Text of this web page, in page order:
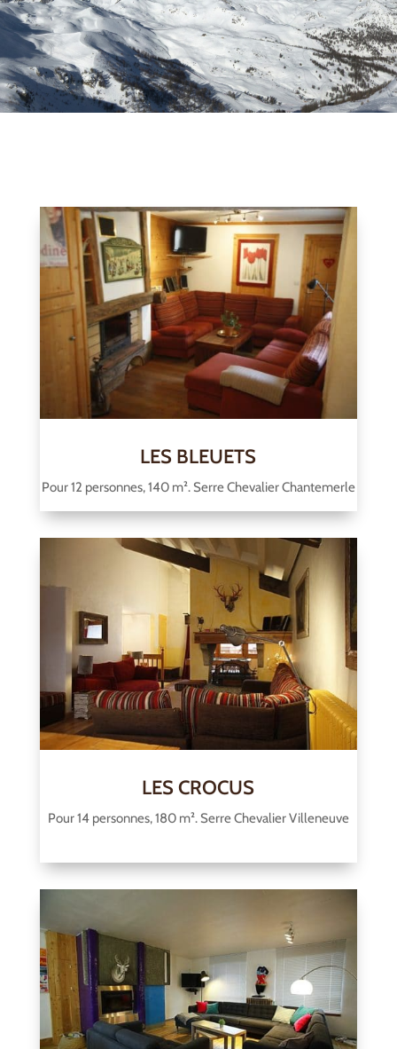
LES BLEUETS
Pour 12 personnes, 140 m². Serre Chevalier Chantemerle
LES CROCUS
Pour 14 personnes, 180 m². Serre Chevalier Villeneuve